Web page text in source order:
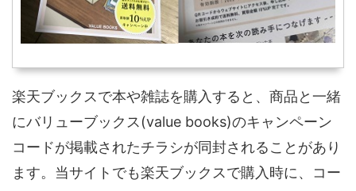
楽天ブックスで本や雑誌を購入すると、商品と一緒
にバリューブックス(value books)のキャンペーン
コードが掲載されたチラシが同封されることがあり
ます。当サイトでも楽天ブックスで購入時に、コー